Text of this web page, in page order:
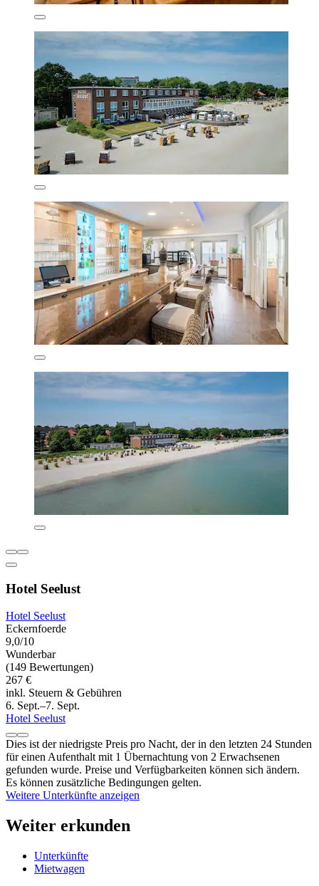
Hotel Seelust
Hotel Seelust
Eckernfoerde
9,0/10
Wunderbar
(149 Bewertungen)
267 €
inkl. Steuern & Gebühren
6. Sept.–7. Sept.
Hotel Seelust
Dies ist der niedrigste Preis pro Nacht, der in den letzten 24 Stunden
für einen Aufenthalt mit 1 Übernachtung von 2 Erwachsenen
gefunden wurde. Preise und Verfügbarkeiten können sich ändern.
Es können zusätzliche Bedingungen gelten.
Weitere Unterkünfte anzeigen
Weiter erkunden
Unterkünfte
Mietwagen